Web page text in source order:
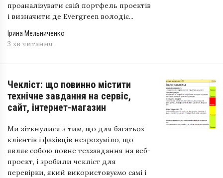
проаналізувати свій портфель проектів
і визначити де Evergreen володіє...
Ірина Мельниченко
3 хв читання
Чекліст: що повинно містити
технічне завдання на сервіс,
сайт, інтернет-магазин
Ми зіткнулися з тим, що для багатьох
клієнтів і фахівців незрозуміло, що
являє собою повне техзавдання на веб-
проект, і зробили чекліст для
перевірки, який використовуємо самі і